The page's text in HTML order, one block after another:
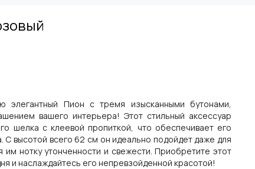
элегантный Пион с тремя изысканными бутонами,
вашего интерьера! Этот стильный аксессуар
шелка с клеевой пропиткой, что обеспечивает его
С высотой всего 62 см он идеально подойдет даже для
нотку утонченности и свежести. Приобретите этот
и наслаждайтесь его непревзойденной красотой!